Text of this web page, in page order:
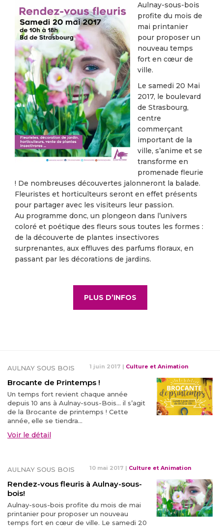
Aulnay-sous-bois
profite du mois de
mai printanier
pour proposer un
nouveau temps
fort en cœur de
ville.
Le samedi 20 Mai
2017, le boulevard
de Strasbourg,
centre
commerçant
important de la
ville, s’anime et se
transforme en
promenade fleurie
! De nombreuses découvertes jalonneront la balade.
Fleuristes et horticulteurs seront en effet présents
pour partager avec les visiteurs leur passion.
Au programme donc, un plongeon dans l’univers
coloré et poétique des fleurs sous toutes les formes :
de la découverte de plantes insectivores
surprenantes, aux effluves des parfums floraux, en
passant par les décorations de jardins.
PLUS D’INFOS
AULNAY SOUS BOIS 1 juin 2017 | Culture et Animation
Brocante de Printemps !
Un temps fort revient chaque année
depuis 10 ans à Aulnay-sous-Bois… il s’agit
de la Brocante de printemps ! Cette
année, elle se tiendra...
Voir le détail
AULNAY SOUS BOIS 10 mai 2017 | Culture et Animation
Rendez-vous fleuris à Aulnay-sous-
bois!
Aulnay-sous-bois profite du mois de mai
printanier pour proposer un nouveau
temps fort en cœur de ville. Le samedi 20